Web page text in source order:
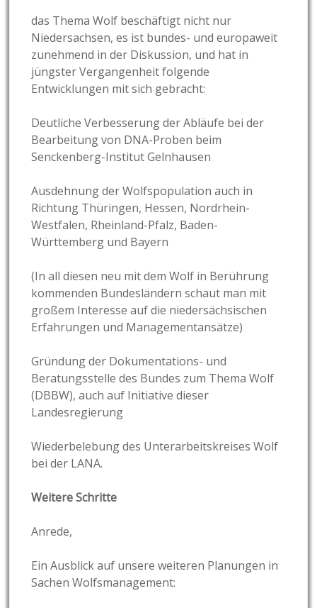
das Thema Wolf beschäftigt nicht nur
Niedersachsen, es ist bundes- und europaweit
zunehmend in der Diskussion, und hat in
jüngster Vergangenheit folgende
Entwicklungen mit sich gebracht:
Deutliche Verbesserung der Abläufe bei der
Bearbeitung von DNA-Proben beim
Senckenberg-Institut Gelnhausen
Ausdehnung der Wolfspopulation auch in
Richtung Thüringen, Hessen, Nordrhein-
Westfalen, Rheinland-Pfalz, Baden-
Württemberg und Bayern
(In all diesen neu mit dem Wolf in Berührung
kommenden Bundesländern schaut man mit
großem Interesse auf die niedersächsischen
Erfahrungen und Managementansätze)
Gründung der Dokumentations- und
Beratungsstelle des Bundes zum Thema Wolf
(DBBW), auch auf Initiative dieser
Landesregierung
Wiederbelebung des Unterarbeitskreises Wolf
bei der LANA.
Weitere Schritte
Anrede,
Ein Ausblick auf unsere weiteren Planungen in
Sachen Wolfsmanagement: